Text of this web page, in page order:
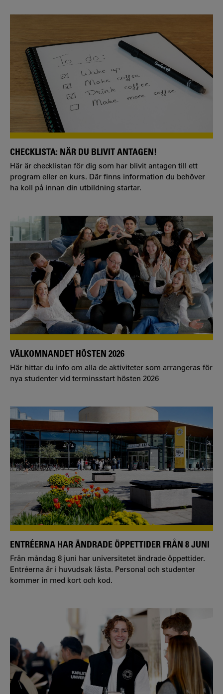
CHECKLISTA: NÄR DU BLIVIT ANTAGEN!
Här är checklistan för dig som har blivit antagen till ett
program eller en kurs. Där finns information du behöver
ha koll på innan din utbildning startar.
VÄLKOMNANDET HÖSTEN 2026
Här hittar du info om alla de aktiviteter som arrangeras för
nya studenter vid terminsstart hösten 2026
ENTRÉERNA HAR ÄNDRADE ÖPPETTIDER FRÅN 8 JUNI
Från måndag 8 juni har universitetet ändrade öppettider.
Entréerna är i huvudsak låsta. Personal och studenter
kommer in med kort och kod.